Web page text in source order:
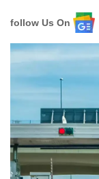
follow Us On